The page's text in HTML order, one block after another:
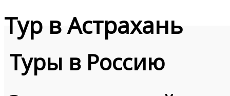
Тур в Астрахань
Туры в Россию